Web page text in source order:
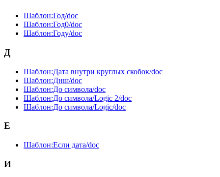
Шаблон:Год/doc
Шаблон:Год0/doc
Шаблон:Году/doc
Д
Шаблон:Дата внутри круглых скобок/doc
Шаблон:Днш/doc
Шаблон:До символа/doc
Шаблон:До символа/Logic 2/doc
Шаблон:До символа/Logic/doc
Е
Шаблон:Если дата/doc
И